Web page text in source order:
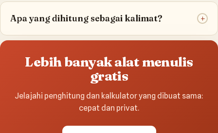
Apa yang dihitung sebagai kalimat? +
Lebih banyak alat menulis
gratis
Jelajahi penghitung dan kalkulator yang dibuat sama:
cepat dan privat.